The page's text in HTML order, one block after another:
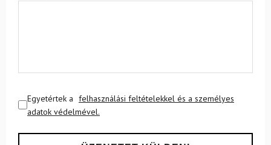
Egyetértek a felhasználási feltételekkel és a személyes
adatok védelmével.